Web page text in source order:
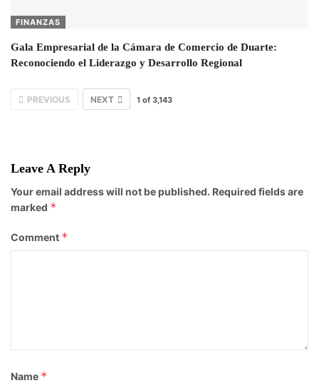
FINANZAS
Gala Empresarial de la Cámara de Comercio de Duarte:
Reconociendo el Liderazgo y Desarrollo Regional
PREVIOUS NEXT 1 of 3,143
Leave A Reply
Your email address will not be published. Required fields are
marked *
Comment *
Name *